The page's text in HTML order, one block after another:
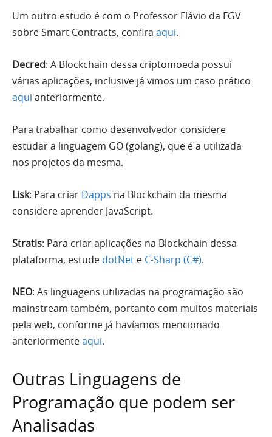
Um outro estudo é com o Professor Flávio da FGV
sobre Smart Contracts, confira aqui.
Decred: A Blockchain dessa criptomoeda possui
várias aplicações, inclusive já vimos um caso prático
aqui anteriormente.
Para trabalhar como desenvolvedor considere
estudar a linguagem GO (golang), que é a utilizada
nos projetos da mesma.
Lisk: Para criar Dapps na Blockchain da mesma
considere aprender JavaScript.
Stratis: Para criar aplicações na Blockchain dessa
plataforma, estude dotNet e C-Sharp (C#).
NEO: As linguagens utilizadas na programação são
mainstream também, portanto com muitos materiais
pela web, conforme já havíamos mencionado
anteriormenteaqui.
Outras Linguagens de
Programação que podem ser
Analisadas